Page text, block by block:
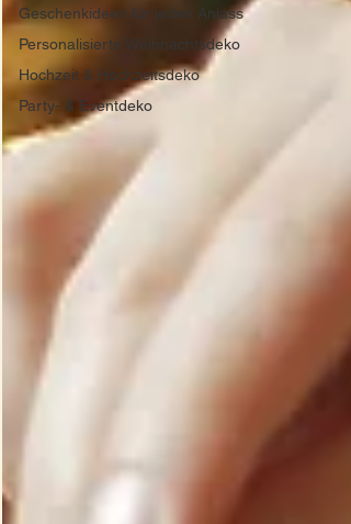
Geschenkideen für jeden Anlass
Personalisierte Weihnachtsdeko
Hochzeit & Hochzeitsdeko
Party- & Eventdeko